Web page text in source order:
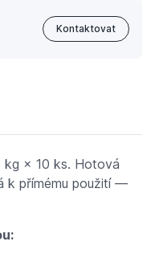
Kontaktovat
kg × 10 ks. Hotová
k přímému použití —